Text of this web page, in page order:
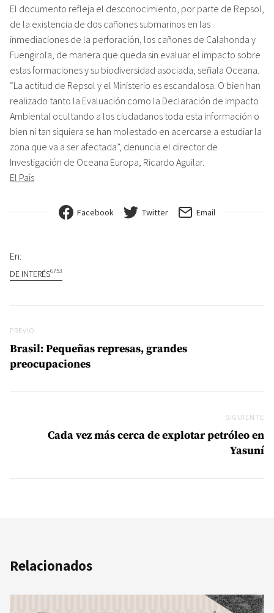
El documento refleja el desconocimiento, por parte de Repsol,
de la existencia de dos cañones submarinos en las
inmediaciones de la perforación, los cañones de Calahonda y
Fuengirola, de manera que queda sin evaluar el impacto sobre
estas formaciones y su biodiversidad asociada, señala Oceana.
“La actitud de Repsol y el Ministerio es escandalosa. O bien han
realizado tanto la Evaluación como la Declaración de Impacto
Ambiental ocultando a los ciudadanos toda esta información o
bien ni tan siquiera se han molestado en acercarse a estudiar la
zona que va a ser afectada”, denuncia el director de
Investigación de Oceana Europa, Ricardo Aguilar.
El País
Facebook Twitter Email
En:
DE INTERÉS6753
Previo
PREVIO
Brasil: Pequeñas represas, grandes
preocupaciones
SIGUIENTE
Cada vez más cerca de explotar petróleo en
Yasuní
Relacionados